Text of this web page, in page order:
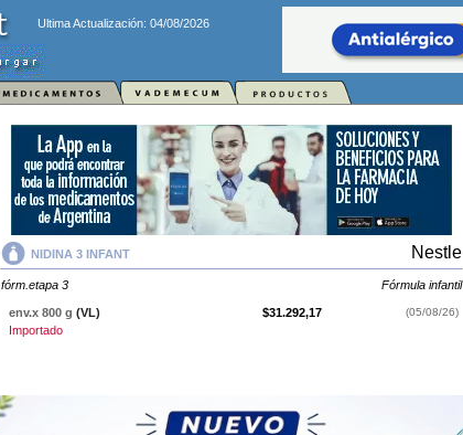
Ultima Actualización: 04/08/2026
NIDINA 3 INFANT Nestle
fórm.etapa 3 Fórmula infantil
env.x 800 g (VL) $31.292,17 (05/08/26)
Importado
. Es producido por Nestley cuenta con 1 presentación disponible.